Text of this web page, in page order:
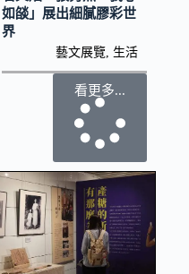
如燄」展出細膩膠彩世
界
藝文展覽 生活
看更多...